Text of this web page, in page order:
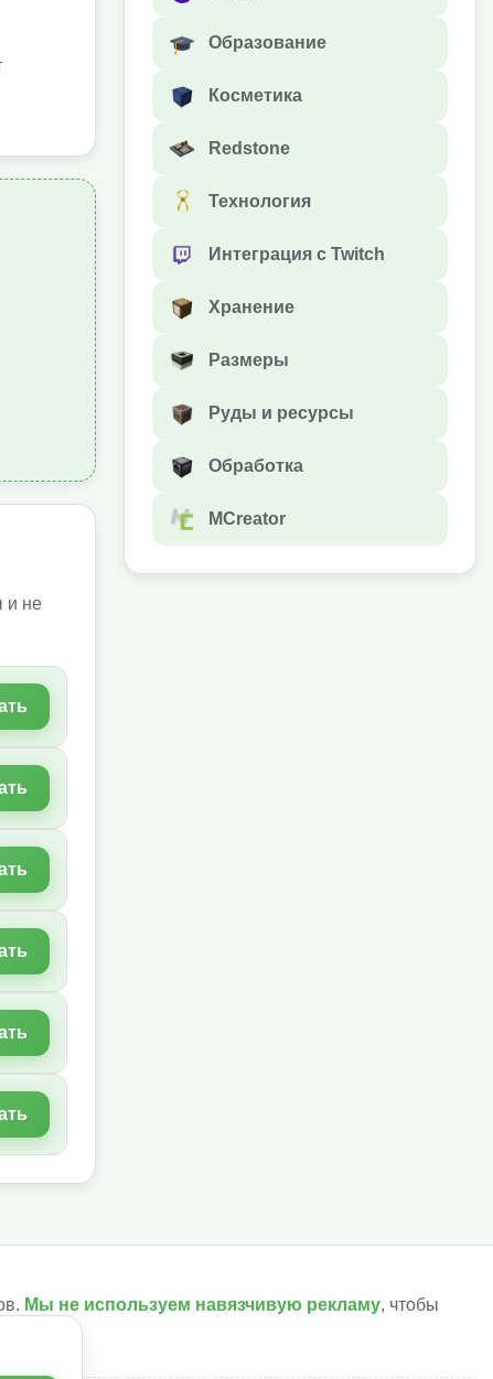
и не
Образование
Косметика
Redstone
Технология
Интеграция с Twitch
Хранение
Размеры
Руды и ресурсы
Обработка
MCreator
Мы не используем навязчивую рекламу, чтобы